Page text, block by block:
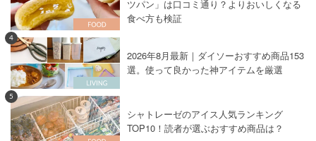
ツパン」は口コミ通り？よりおいしくなる
食べ方も検証
4
2026年8月最新｜ダイソーおすすめ商品153
選。使って良かった神アイテムを厳選
5
シャトレーゼのアイス人気ランキング
TOP10！読者が選ぶおすすめ商品は？